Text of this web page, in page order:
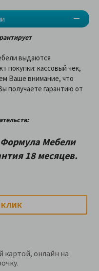
выдаются
кассовый чек,
Ваше внимание, что
получаете гарантию от
Мебели
18 месяцев.
КЛИК
картой, онлайн на